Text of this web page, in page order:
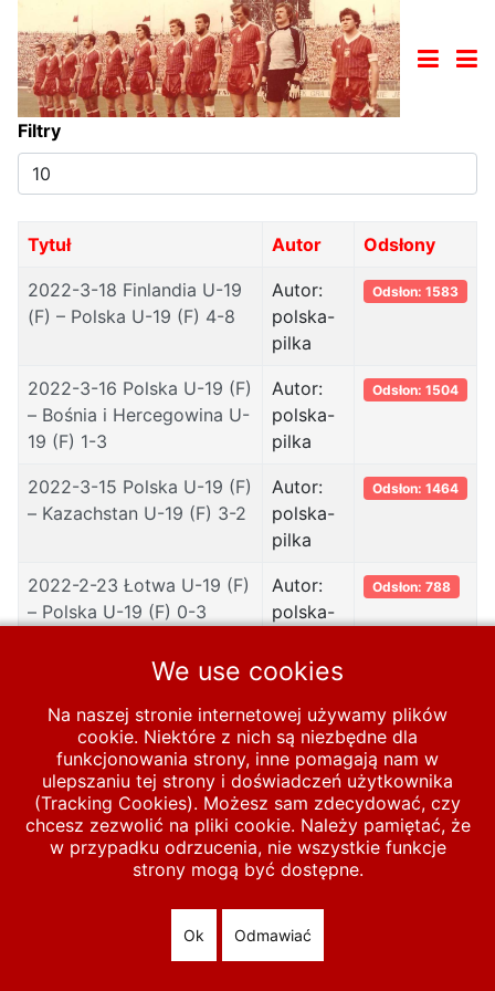
Filtry
Pokaż
#
Tytuł Autor Odsłony
2022-3-18 Finlandia U-19
(F) – Polska U-19 (F) 4-8
Autor:
polska-
pilka
Odsłon: 1583
2022-3-16 Polska U-19 (F)
– Bośnia i Hercegowina U-
19 (F) 1-3
Autor:
polska-
pilka
Odsłon: 1504
2022-3-15 Polska U-19 (F)
– Kazachstan U-19 (F) 3-2
Autor:
polska-
pilka
Odsłon: 1464
2022-2-23 Łotwa U-19 (F)
– Polska U-19 (F) 0-3
Autor:
polska-
Odsłon: 788
2022-2-22 Łotwa U-19 (F)
– Polska U-19 (F) 2-2
Autor:
polska-
pilka
Start FUTSAL U-19 2011-2025 2022
© 2026 polska-pilka.pl|Tanie strony internetowe
We use cookies
Na naszej stronie internetowej używamy plików
cookie. Niektóre z nich są niezbędne dla
funkcjonowania strony, inne pomagają nam w
ulepszaniu tej strony i doświadczeń użytkownika
(Tracking Cookies). Możesz sam zdecydować, czy
chcesz zezwolić na pliki cookie. Należy pamiętać, że
w przypadku odrzucenia, nie wszystkie funkcje
strony mogą być dostępne.
Ok Odmawiać